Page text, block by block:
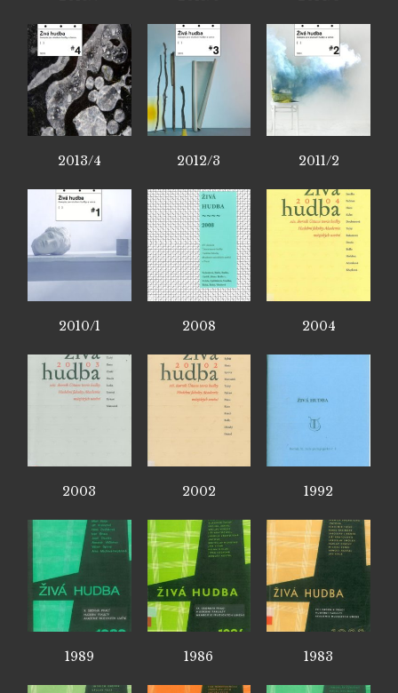
2013/4 2012/3 2011/2
2010/1 2008 2004
2003 2002 1992
1989 1986 1983